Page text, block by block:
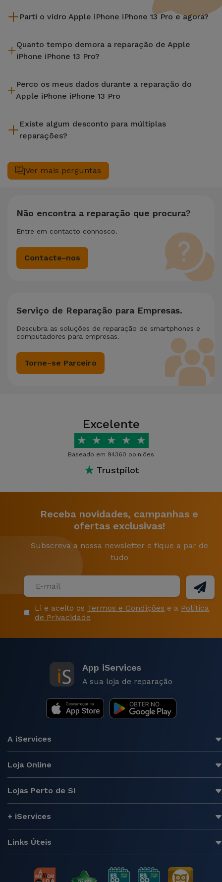
Parti o vidro Apple iPhone iPhone 13 Pro e agora?
a loja mais próxima de si.
Quanto tempo demora a reparação de Apple
iPhone iPhone 13 Pro?
efetuada em aproximadamente 20 a 30 minutos.
Perco os meus dados durante a reparação do
Apple iPhone iPhone 13 Pro
sempre recomendável fazer um backup. A página também
menciona um serviço de Passagem de Dados (29,95 €) caso
Existe algum desconto para múltiplas
reparações?
seu equipamento. Caso o seu Apple iPhone iPhone 13 Pro
necessite de duas ou mais intervenções técnicas realizadas
Ver mais perguntas
Não encontra a reparação que procura?
Entre em contacto connosco.
Contacte-nos
Serviço de Reparação para Empresas.
Descubra as soluções de reparação de smartphones e
computadores para empresas.
Torne-se Parceiro
Excelente
★ ★ ★ ★ ★
Baseado em 94360 opiniões
★ Trustpilot
Receba novidades, campanhas e
ofertas exclusivas!
Subscreva a nossa newsletter e fique a par de
tudo
Li e aceito os Termos e Condições e a Política
de Privacidade
App iServices
A sua loja de reparação
A iServices
Loja Online
Lojas Perto de Si
+ iServices
Links Úteis